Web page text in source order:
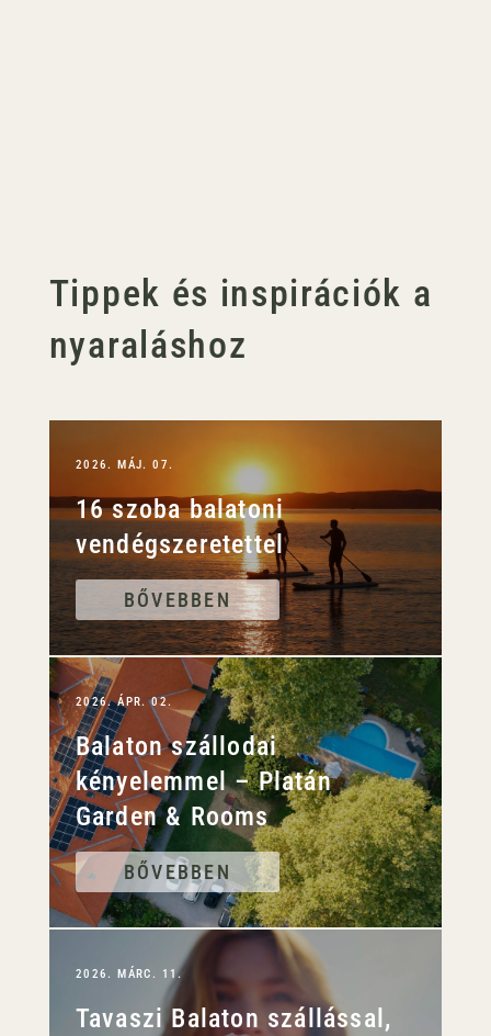
Tippek és inspirációk a
nyaraláshoz
2026. MÁJ. 07.
16 szoba balatoni
vendégszeretettel
BŐVEBBEN
2026. ÁPR. 02.
Balaton szállodai
kényelemmel – Platán
Garden & Rooms
BŐVEBBEN
2026. MÁRC. 11.
Tavaszi Balaton szállással,